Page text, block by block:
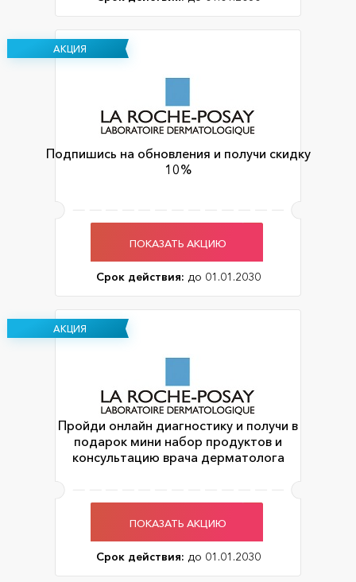
АКЦИЯ
Подпишись на обновления и получи скидку
10%
ПОКАЗАТЬ АКЦИЮ
Срок действия: до 01.01.2030
АКЦИЯ
Пройди онлайн диагностику и получи в
подарок мини набор продуктов и
консультацию врача дерматолога
ПОКАЗАТЬ АКЦИЮ
Срок действия: до 01.01.2030